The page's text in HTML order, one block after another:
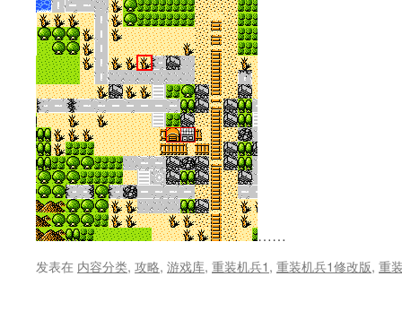
……
发表在 内容分类, 攻略, 游戏库, 重装机兵1, 重装机兵1修改版, 重